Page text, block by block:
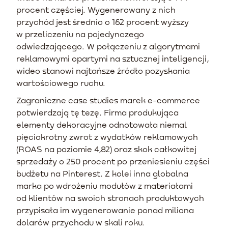
procent częściej. Wygenerowany z nich
przychód jest średnio o 162 procent wyższy
w przeliczeniu na pojedynczego
odwiedzającego. W połączeniu z algorytmami
reklamowymi opartymi na sztucznej inteligencji,
wideo stanowi najtańsze źródło pozyskania
wartościowego ruchu.
Zagraniczne case studies marek e-commerce
potwierdzają tę tezę. Firma produkująca
elementy dekoracyjne odnotowała niemal
pięciokrotny zwrot z wydatków reklamowych
(ROAS na poziomie 4,82) oraz skok całkowitej
sprzedaży o 250 procent po przeniesieniu części
budżetu na Pinterest. Z kolei inna globalna
marka po wdrożeniu modułów z materiałami
od klientów na swoich stronach produktowych
przypisała im wygenerowanie ponad miliona
dolarów przychodu w skali roku.